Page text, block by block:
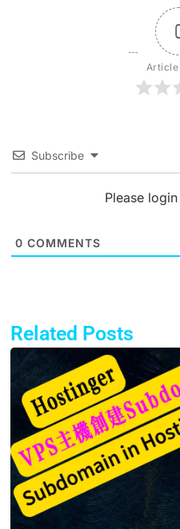
Article
Subscribe
Please
0 COMMENTS
Related Posts
Page